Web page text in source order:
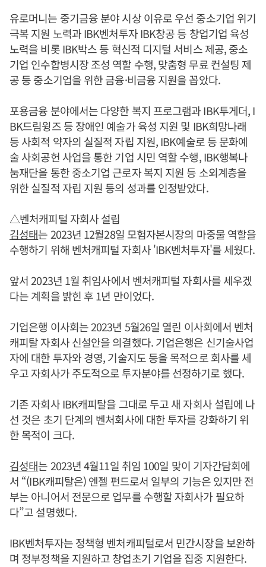
유로머니는 중기금융 분야 시상 이유로 우선 중소기업 위기
극복 지원 노력과 IBK벤처투자 IBK창공 등 창업기업 육성
노력을 비롯 IBK박스 등 혁신적 디지털 서비스 제공, 중소
기업 인수합병시장 조성 역할 수행, 맞춤형 무료 컨설팅 제
공 등 중소기업을 위한 금융·비금융 지원을 꼽았다.
포용금융 분야에서는 다양한 복지 프로그램과 IBK투게더, I
BK드림윙즈 등 장애인 예술가 육성 지원 및 IBK희망나래
등 사회적 약자의 실질적 자립 지원, IBK예술로 등 문화예
술 사회공헌 사업을 통한 기업 시민 역할 수행, IBK행복나
눔재단을 통한 중소기업 근로자 복지 지원 등 소외계층을
위한 실질적 자립 지원 등의 성과를 인정받았다.
△벤처캐피털 자회사 설립
김성태는 2023년 12월28일 모험자본시장의 마중물 역할을
수행하기 위해 벤처캐피털 자회사 'IBK벤처투자'를 세웠다.
앞서 2023년 1월 취임사에서 벤처캐피털 자회사를 세우겠
다는 계획을 밝힌 후 1년 만이었다.
기업은행 이사회는 2023년 5월26일 열린 이사회에서 벤처
캐피탈 자회사 신설안을 의결했다. 기업은행은 신기술사업
자에 대한 투자와 경영, 기술지도 등을 목적으로 회사를 세
우고 자회사가 주도적으로 투자분야를 선정하기로 했다.
기존 자회사 IBK캐피탈을 그대로 두고 새 자회사 설립에 나
선 것은 초기 단계의 벤처회사에 대한 투자를 강화하기 위
한 목적이 크다.
김성태는 2023년 4월11일 취임 100일 맞이 기자간담회에
서 “(IBK캐피탈은) 엔젤 펀드로서 일부의 기능은 있지만 전
부는 아니어서 전문으로 업무를 수행할 자회사가 필요하
다”고 설명했다.
IBK벤처투자는 정책형 벤처캐피털로서 민간시장을 보완하
며 정부정책을 지원하고 창업초기 기업을 집중 지원한다.